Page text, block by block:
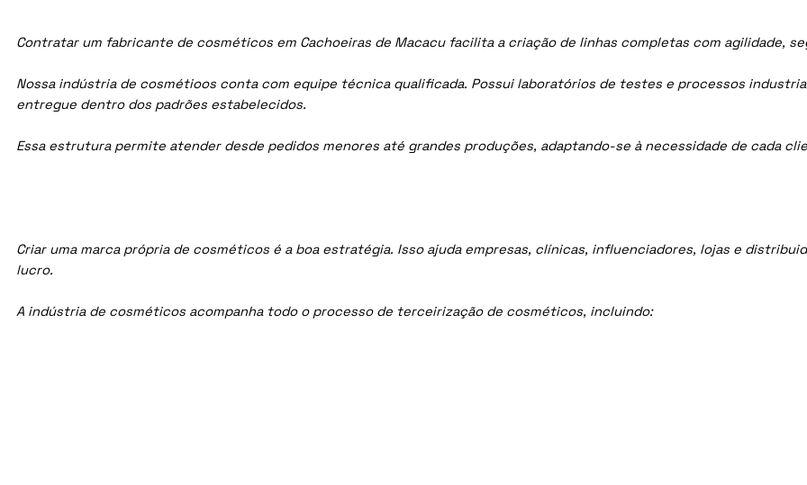
Contratar um fabricante de cosméticos em Cachoeiras de Macacu facilita a criação de linhas completas com agilidade,
Nossa indústria de cosmétioos conta com equipe técnica qualificada. Possui laboratórios de testes e processos
entregue dentro dos padrões estabelecidos.
Essa estrutura permite atender desde pedidos menores até grandes produções, adaptando-se à necessidade de cada
Criar uma marca própria de cosméticos é a boa estratégia. Isso ajuda empresas, clínicas, influenciadores, lojas e
lucro.
A indústria de cosméticos acompanha todo o processo de terceirização de cosméticos, incluindo: